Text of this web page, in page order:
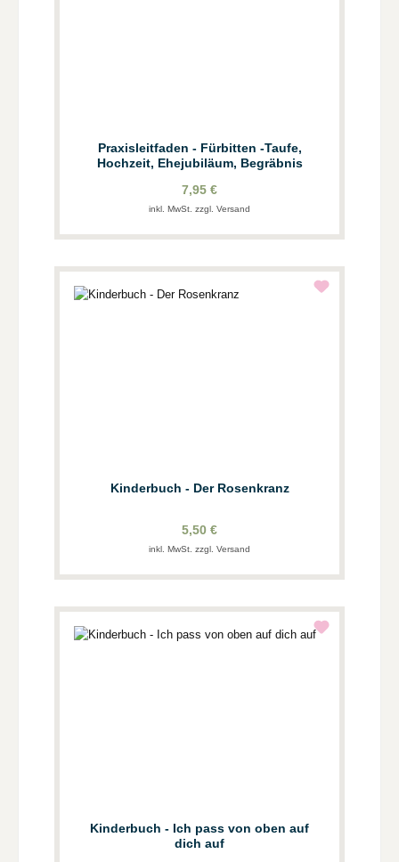
Praxisleitfaden - Fürbitten -Taufe,
Hochzeit, Ehejubiläum, Begräbnis
7,95 €
inkl. MwSt. zzgl. Versand
Kinderbuch - Der Rosenkranz
5,50 €
inkl. MwSt. zzgl. Versand
Kinderbuch - Ich pass von oben auf
dich auf